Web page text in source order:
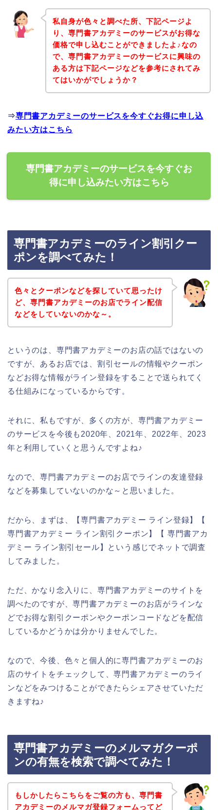
私自身が色々と調べた所、下記ページよ
り、専門書アカデミーのサービスがお得な
価格で申し込むことができましたよ♪なの
で、専門書アカデミーのサービスに興味の
ある方は下記ページなどを参考にされてみ
てはいかがでしょうか？
⇒専門書アカデミーのサービスを今すぐお得に申し込
みたい方はこちら
専門書アカデミーのサービスを今すぐお
得に申し込みたい方はこちら
専門書アカデミーのライン割引クー
ポンを調べてみた！
色々とクーポンなどを探していて思ったけ
ど、専門書アカデミーのお店でライン配信
などをしていないのかな～。
というのは、専門書アカデミーのお店の話ではないの
ですが、あるお店では、割引セールの情報やクーポン
などお得な情報がライン登録をすることで送られてく
る仕組みになっているからです。
それに、私もですが、多くの方が、専門書アカデミー
のサービスを今後も2020年、2021年、2022年、2023
年と利用していくと思うんですよね♪
なので、専門書アカデミーのお店でラインの友達登録
などを募集していないのかな～と思いました。
だから、まずは、【専門書アカデミー ライン登録】【
専門書アカデミー ライン割引クーポン】【 専門書アカ
デミー ライン割引セール】という感じでネットで調査
してみました。
ただ、かなり念入りに、専門書アカデミーのサイトを
調べたのですが、専門書アカデミーのお店がラインな
どでお得な割引クーポンやクーポンコードなどを配信
しているかどうかは分かりませんでした。
なので、今後、色々と個人的に専門書アカデミーのお
店のサイトをチェックして、専門書アカデミーのライ
ンなどをみつけることができたらシェアさせていただ
きますね♪
専門書アカデミーのメルマガクーポ
ンの有無を検索で調べてみた！
もしかしたらこちらをご覧の方も、専門書
アカデミーのメルマガ登録フォームってど